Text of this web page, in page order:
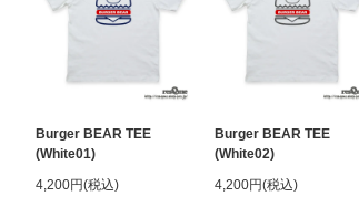
Burger BEAR TEE
(White01)
4,200円(税込)
Burger BEAR TEE
(White02)
4,200円(税込)